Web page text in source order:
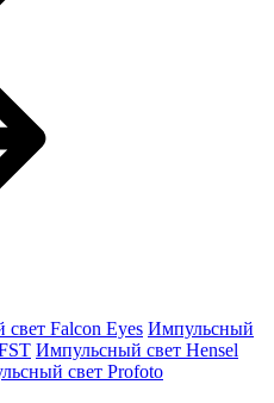
Falcon Eyes Импульсный
Импульсный свет Hensel
свет Profoto